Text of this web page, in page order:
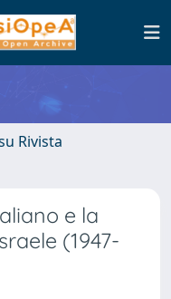
Rivista
e la
(1947-